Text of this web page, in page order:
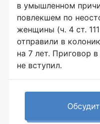
в умышленном
повлекшем по
женщины (ч. 4 ст.
отправили в
на 7 лет. Приговор
не вступил.